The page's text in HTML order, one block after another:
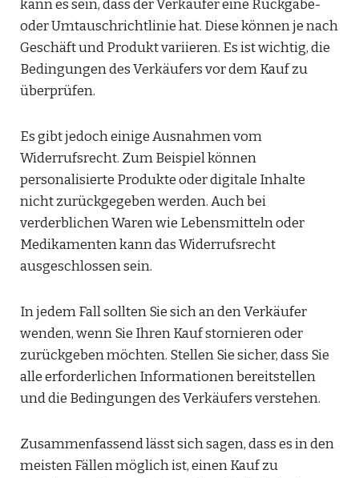
kann es sein, dass der Verkäufer eine Rückgabe-
oder Umtauschrichtlinie hat. Diese können je nach
Geschäft und Produkt variieren. Es ist wichtig, die
Bedingungen des Verkäufers vor dem Kauf zu
überprüfen.
Es gibt jedoch einige Ausnahmen vom
Widerrufsrecht. Zum Beispiel können
personalisierte Produkte oder digitale Inhalte
nicht zurückgegeben werden. Auch bei
verderblichen Waren wie Lebensmitteln oder
Medikamenten kann das Widerrufsrecht
ausgeschlossen sein.
In jedem Fall sollten Sie sich an den Verkäufer
wenden, wenn Sie Ihren Kauf stornieren oder
zurückgeben möchten. Stellen Sie sicher, dass Sie
alle erforderlichen Informationen bereitstellen
und die Bedingungen des Verkäufers verstehen.
Zusammenfassend lässt sich sagen, dass es in den
meisten Fällen möglich ist, einen Kauf zu